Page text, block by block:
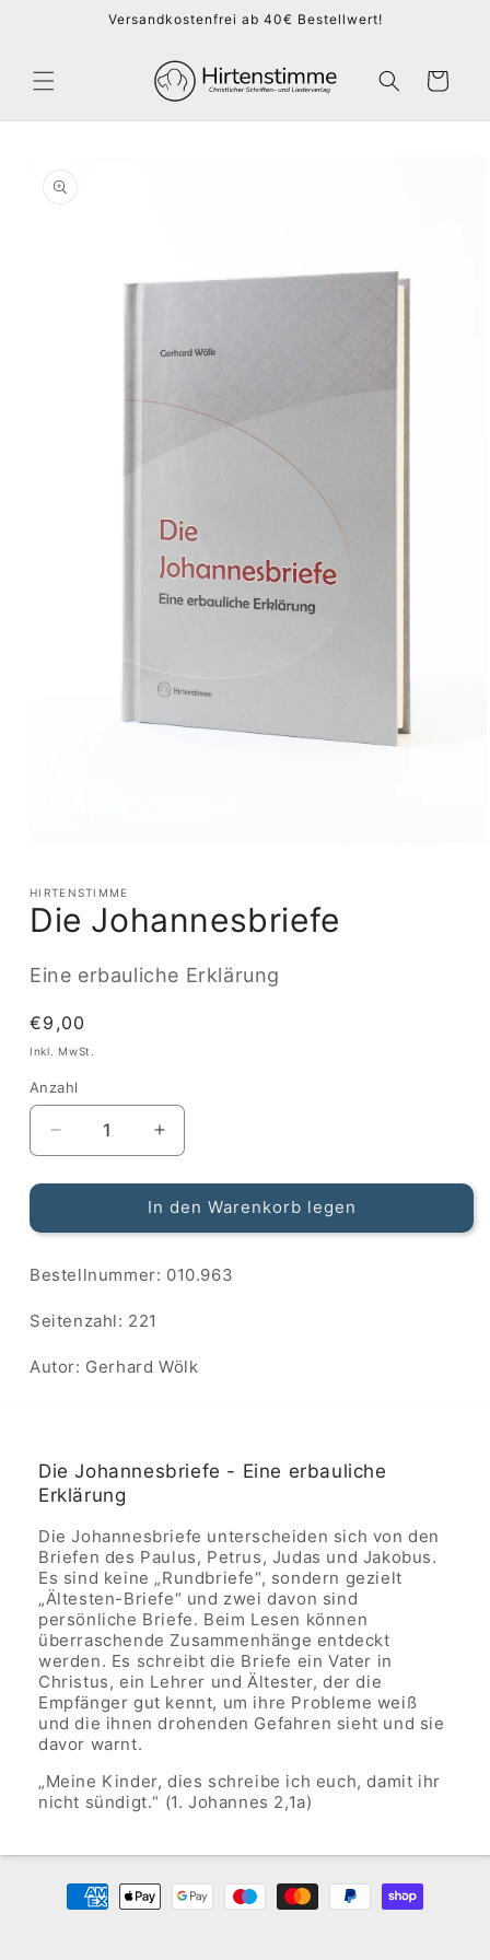
Versandkostenfrei ab 40€ Bestellwert!
Warenkorb
Modal
öffnen
HIRTENSTIMME
Die Johannesbriefe
Eine erbauliche Erklärung
Normaler
Preis
€9,00
Inkl. MwSt.
Anzahl
Anzahl
Verringere
die
Menge
Die
Erhöhe
die
Menge
für
Die
In den Warenkorb legen
SKU:
Bestellnummer: 010.963
Seitenzahl: 221
Autor: Gerhard Wölk
Die Johannesbriefe - Eine erbauliche
Erklärung
Die Johannesbriefe unterscheiden sich von den
Briefen des Paulus, Petrus, Judas und Jakobus.
Es sind keine „Rundbriefe“, sondern gezielt
„Ältesten-Briefe“ und zwei davon sind
persönliche Briefe. Beim Lesen können
überraschende Zusammenhänge entdeckt
werden. Es schreibt die Briefe ein Vater in
Christus, ein Lehrer und Ältester, der die
Empfänger gut kennt, um ihre Probleme weiß
und die ihnen drohenden Gefahren sieht und sie
davor warnt.
„Meine Kinder, dies schreibe ich euch, damit ihr
nicht sündigt.“ (1. Johannes 2,1a)
Zahlungsmethoden